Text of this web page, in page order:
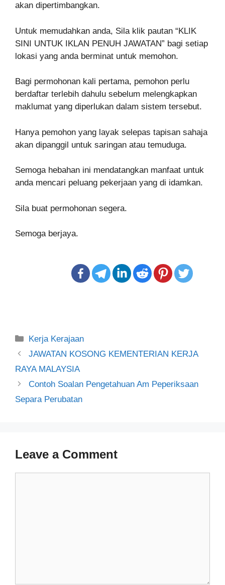
akan dipertimbangkan.
Untuk memudahkan anda, Sila klik pautan “KLIK
SINI UNTUK IKLAN PENUH JAWATAN” bagi setiap
lokasi yang anda berminat untuk memohon.
Bagi permohonan kali pertama, pemohon perlu
berdaftar terlebih dahulu sebelum melengkapkan
maklumat yang diperlukan dalam sistem tersebut.
Hanya pemohon yang layak selepas tapisan sahaja
akan dipanggil untuk saringan atau temuduga.
Semoga hebahan ini mendatangkan manfaat untuk
anda mencari peluang pekerjaan yang di idamkan.
Sila buat permohonan segera.
Semoga berjaya.
Categories
Kerja Kerajaan
Post
navigation
JAWATAN KOSONG KEMENTERIAN KERJA
RAYA MALAYSIA
Contoh Soalan Pengetahuan Am Peperiksaan
Separa Perubatan
Leave a Comment